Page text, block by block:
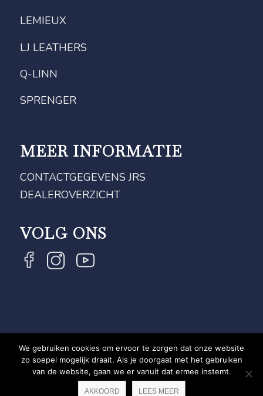
LEMIEUX
LJ LEATHERS
Q-LINN
SPRENGER
MEER INFORMATIE
CONTACTGEGEVENS JRS
DEALEROVERZICHT
VOLG ONS
COPYRIGHT JRS - EQUESTRIAN BRAND EXPERT -
PRIVACYVERKLARING
WEBSITE DOOR NEWMORE
We gebruiken cookies om ervoor te zorgen dat onze website
zo soepel mogelijk draait. Als je doorgaat met het gebruiken
van de website, gaan we er vanuit dat ermee instemt.
AKKOORD LEES MEER